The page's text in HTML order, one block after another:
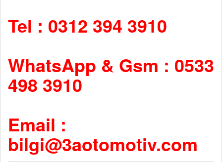
Tel : 0312 394 3910
WhatsApp & Gsm : 0533
498 3910
Email :
bilgi@3aotomotiv.com